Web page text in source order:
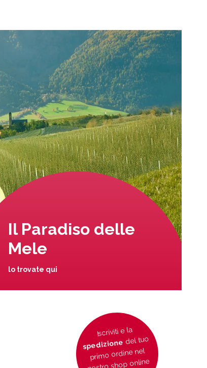
Il Paradiso delle
Mele
lo trovate qui
Iscriviti e la
spedizione del tuo
primo ordine nel
nostro shop online